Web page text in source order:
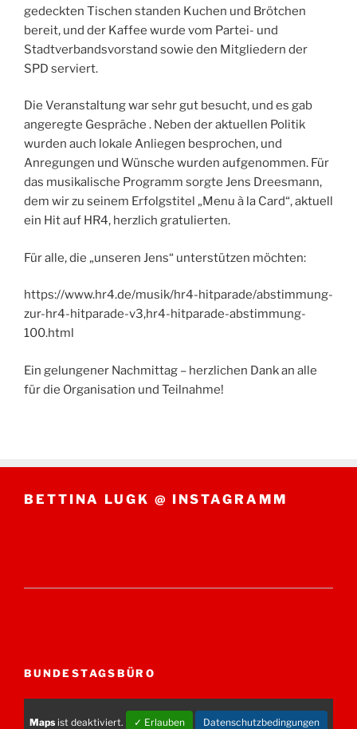
gedeckten Tischen standen Kuchen und Brötchen
bereit, und der Kaffee wurde vom Partei- und
Stadtverbandsvorstand sowie den Mitgliedern der
SPD serviert.
Die Veranstaltung war sehr gut besucht, und es gab
angeregte Gespräche . Neben der aktuellen Politik
wurden auch lokale Anliegen besprochen, und
Anregungen und Wünsche wurden aufgenommen. Für
das musikalische Programm sorgte Jens Dreesmann,
dem wir zu seinem Erfolgstitel „Menu à la Card“, aktuell
ein Hit auf HR4, herzlich gratulierten.
Für alle, die „unseren Jens“ unterstützen möchten:
https://www.hr4.de/musik/hr4-hitparade/abstimmung-
zur-hr4-hitparade-v3,hr4-hitparade-abstimmung-
100.html
Ein gelungener Nachmittag – herzlichen Dank an alle
für die Organisation und Teilnahme!
BETTINA LUGK @ INSTAGRAMM
BUNDESTAGSBÜRO
Maps ist deaktiviert. ✓ Erlauben Datenschutzbedingungen